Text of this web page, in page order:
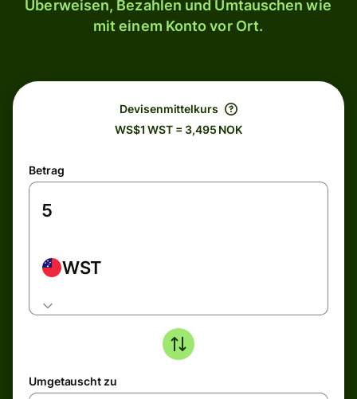
Überweisen, Bezahlen und Umtauschen wie
mit einem Konto vor Ort.
Devisenmittelkurs
WS$1 WST = 3,495 NOK
Betrag
WST
Umgetauscht zu